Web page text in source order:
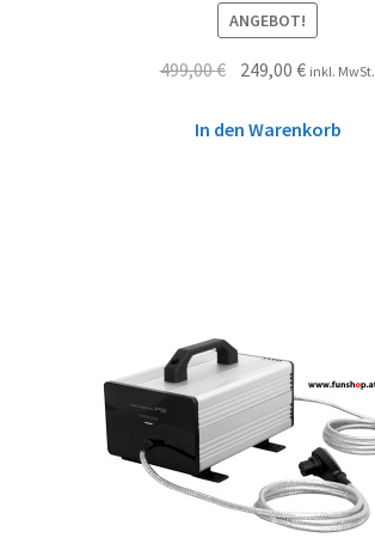
ANGEBOT!
499,00€ 249,00€ inkl. MwSt.
In den Warenkorb